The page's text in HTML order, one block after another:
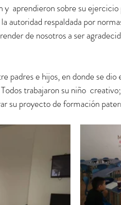
aprendieron sobre su
autoridad respaldada por
de nosotros a ser
padres e hijos, en donde se
trabajaron su niño
su proyecto de formación